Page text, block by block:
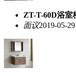
ZT-T-60D浴室
面议2019-05-